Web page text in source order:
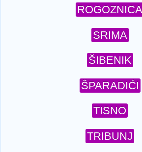
ROGOZNICA
SRIMA
ŠIBENIK
ŠPARADIĆI
TISNO
TRIBUNJ